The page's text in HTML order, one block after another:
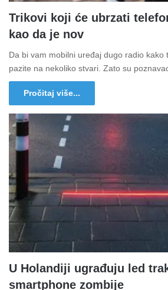
Trikovi koji će ubrzati
kao da je nov
Da bi vam mobilni uređaj dugo radio kako
pazite na nekoliko stvari. Zato su
Pročitaj više...
U Holandiji ugrađuju led
smartphone zombije